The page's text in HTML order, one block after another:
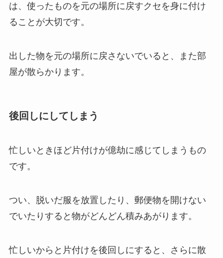
は、使ったものを元の場所に戻すクセを身に付け
ることが大切です。
出した物を元の場所に戻さないでいると、また部
屋が散らかります。
後回しにしてしまう
忙しいときほど片付けが億劫に感じてしまうもの
です。
つい、脱いだ服を放置したり、郵便物を開けない
でいたりすると物がどんどん積みあがります。
忙しいからと片付けを後回しにすると、さらに散